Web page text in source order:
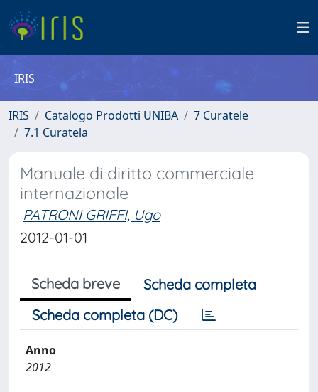
IRIS
IRIS Catalogo Prodotti UNIBA
7 Curatele
7.1 Curatela
Manuale di diritto commerciale
internazionale
PATRONI GRIFFI, Ugo
2012-01-01
Scheda breve
Scheda completa
Scheda completa (DC)
Anno
2012